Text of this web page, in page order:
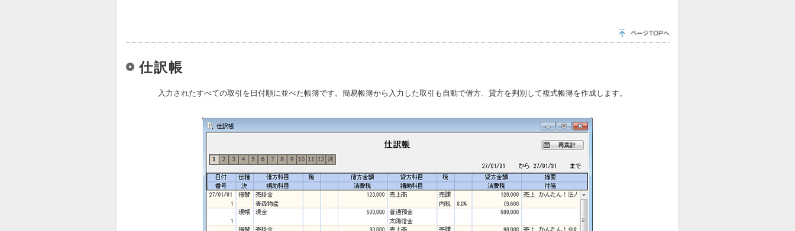
仕訳帳
入力されたすべての取引を日付順に並べた帳簿です。簡易帳簿から入力した取引も自動で借方、貸方を判別して複式帳簿を作成します。